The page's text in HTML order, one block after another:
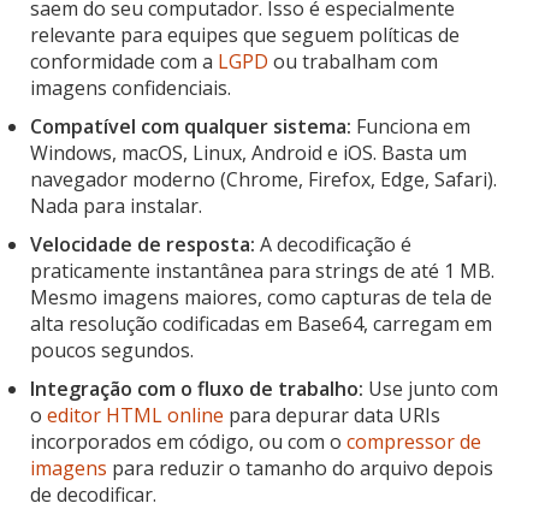
saem do seu computador. Isso é especialmente
relevante para equipes que seguem políticas de
conformidade com a LGPD ou trabalham com
imagens confidenciais.
Compatível com qualquer sistema: Funciona em
Windows, macOS, Linux, Android e iOS. Basta um
navegador moderno (Chrome, Firefox, Edge, Safari).
Nada para instalar.
Velocidade de resposta: A decodificação é
praticamente instantânea para strings de até 1 MB.
Mesmo imagens maiores, como capturas de tela de
alta resolução codificadas em Base64, carregam em
poucos segundos.
Integração com o fluxo de trabalho: Use junto com
o editor HTML online para depurar data URIs
incorporados em código, ou com o compressor de
imagens para reduzir o tamanho do arquivo depois
de decodificar.